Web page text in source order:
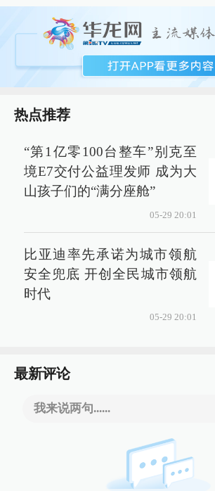
热点推荐
“第1亿零100台整车”别克至
境E7交付公益理发师 成为大
山孩子们的“满分座舱”
05-29 20:01
比亚迪率先承诺为城市领航
安全兜底 开创全民城市领航
时代
05-29 20:01
最新评论
我来说两句......